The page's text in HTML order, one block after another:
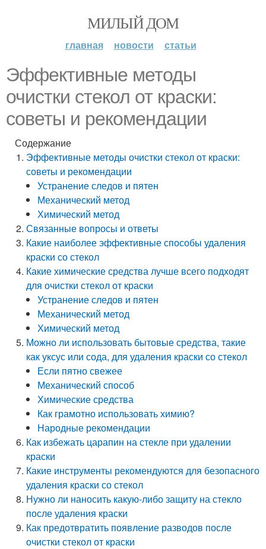
МИЛЫЙ ДОМ
главная новости статьи
Эффективные методы
очистки стекол от краски:
советы и рекомендации
Содержание
Эффективные методы очистки стекол от краски:
советы и рекомендации
Устранение следов и пятен
Механический метод
Химический метод
Связанные вопросы и ответы
Какие наиболее эффективные способы удаления
краски со стекол
Какие химические средства лучше всего подходят
для очистки стекол от краски
Устранение следов и пятен
Механический метод
Химический метод
Можно ли использовать бытовые средства, такие
как уксус или сода, для удаления краски со стекол
Если пятно свежее
Механический способ
Химические средства
Как грамотно использовать химию?
Народные рекомендации
Как избежать царапин на стекле при удалении
краски
Какие инструменты рекомендуются для безопасного
удаления краски со стекол
Нужно ли наносить какую-либо защиту на стекло
после удаления краски
Как предотвратить появление разводов после
очистки стекол от краски